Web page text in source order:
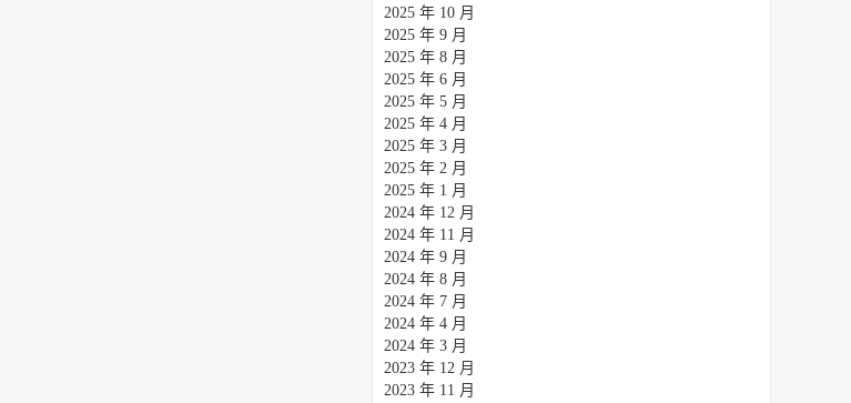
2025 年 10 月
2025 年 9 月
2025 年 8 月
2025 年 6 月
2025 年 5 月
2025 年 4 月
2025 年 3 月
2025 年 2 月
2025 年 1 月
2024 年 12 月
2024 年 11 月
2024 年 9 月
2024 年 8 月
2024 年 7 月
2024 年 4 月
2024 年 3 月
2023 年 12 月
2023 年 11 月